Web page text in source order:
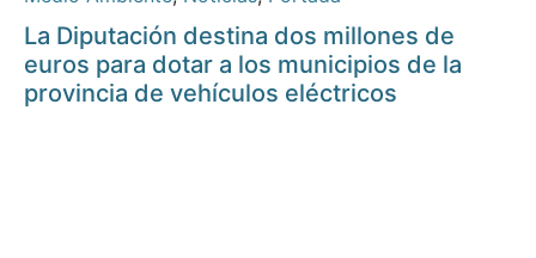
La Diputación destina dos millones de
euros para dotar a los municipios de la
provincia de vehículos eléctricos